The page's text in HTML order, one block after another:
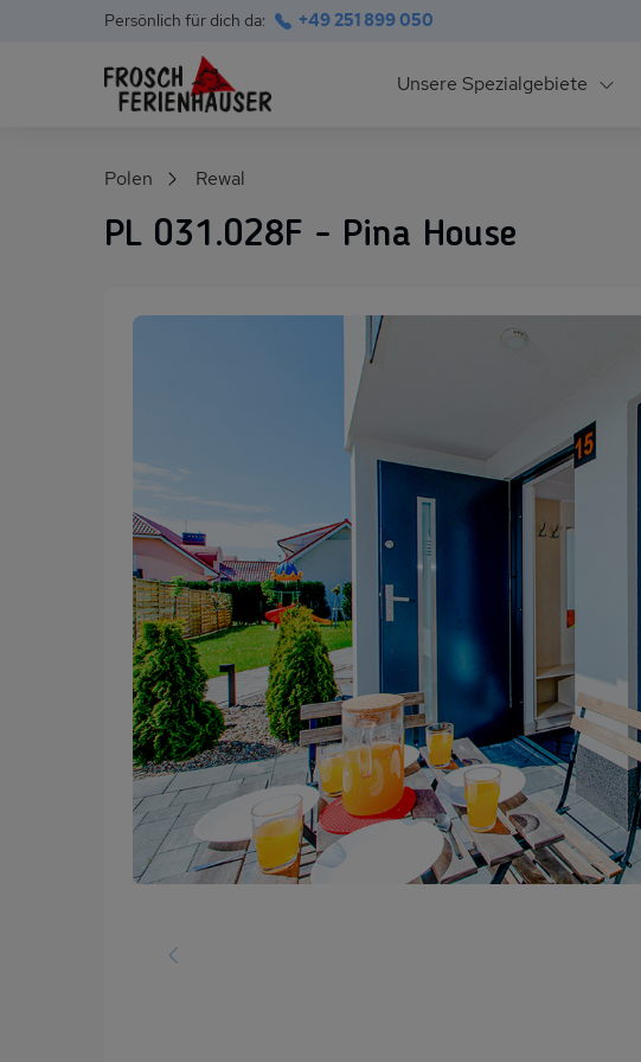
Persönlich für dich da: +49 251 899 050
Hauptnavigation
Unsere Spezialgebiete
Polnische Ostsee
Alpen im Sommer
Skihütten & Chalets im Winter
Gruppenhäuser für den Skiurlaub
Polen Rewal
PL 031.028F - Pina House